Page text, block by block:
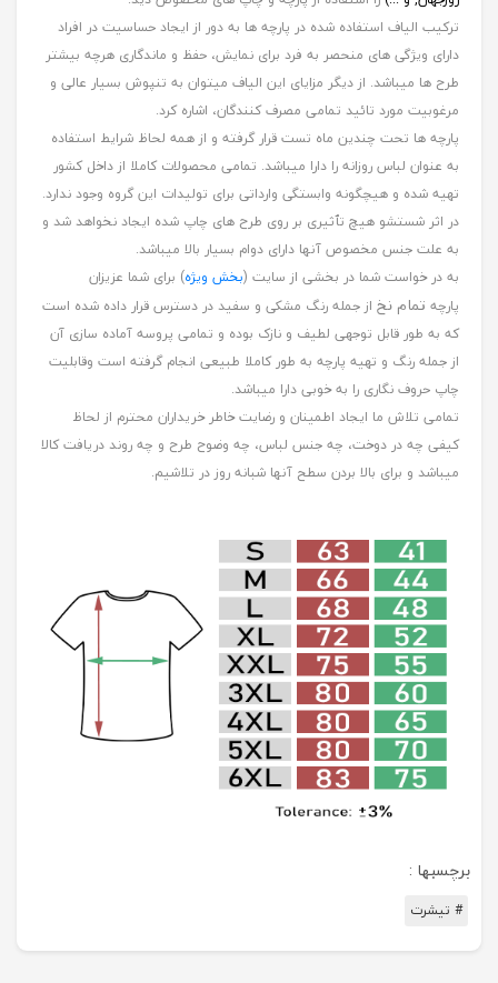
ترکیب الیاف استفاده شده در پارچه ها به دور از ایجاد حساسیت در افراد
دارای ویژگی های منحصر به فرد برای نمایش، حفظ و ماندگاری هرچه بیشتر
طرح ها میباشد. از دیگر مزایای این الیاف میتوان به تنپوش بسیار عالی و
مرغوبیت مورد تائید تمامی مصرف کنندگان، اشاره کرد.
پارچه ها تحت چندین ماه تست قرار گرفته و از همه لحاظ شرایط استفاده
به عنوان لباس روزانه را دارا میباشد. تمامی محصولات کاملا از داخل کشور
تهیه شده و هیچگونه وابستگی وارداتی برای تولیدات این گروه وجود ندارد.
در اثر شستشو هیچ تٱثیری بر روی طرح های چاپ شده ایجاد نخواهد شد و
به علت جنس مخصوص آنها دارای دوام بسیار بالا میباشد.
به در خواست شما در بخشی از سایت (بخش ویژه) برای شما عزیزان
پارچه تمام نخ از جمله رنگ مشکی و سفید در دسترس قرار داده شده است
که به طور قابل توجهی لطیف و نازک بوده و تمامی پروسه آماده سازی آن
از جمله رنگ و تهیه پارچه به طور کاملا طبیعی انجام گرفته است وقابلیت
چاپ حروف نگاری را به خوبی دارا میباشد.
تمامی تلاش ما ایجاد اطمینان و رضایت خاطر خریداران محترم از لحاظ
کیفی چه در دوخت، چه جنس لباس، چه وضوح طرح و چه روند دریافت کالا
میباشد و برای بالا بردن سطح آنها شبانه روز در تلاشیم.
برچسبها :
# تیشرت